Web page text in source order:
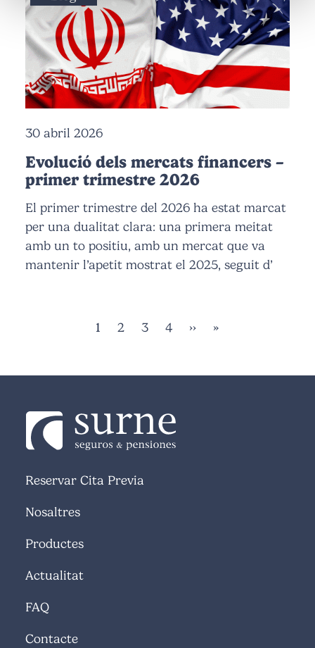
30 abril 2026
Evolució dels mercats financers –
primer trimestre 2026
El primer trimestre del 2026 ha estat marcat
per una dualitat clara: una primera meitat
amb un to positiu, amb un mercat que va
mantenir l’apetit mostrat el 2025, seguit d’
Pàgina actual
1 Pàgina
2 Pàgina
3 Pàgina
4 Pàgina següent
›› Última pàgina
»
Reservar Cita Previa
Nosaltres
Productes
Actualitat
FAQ
Contacte